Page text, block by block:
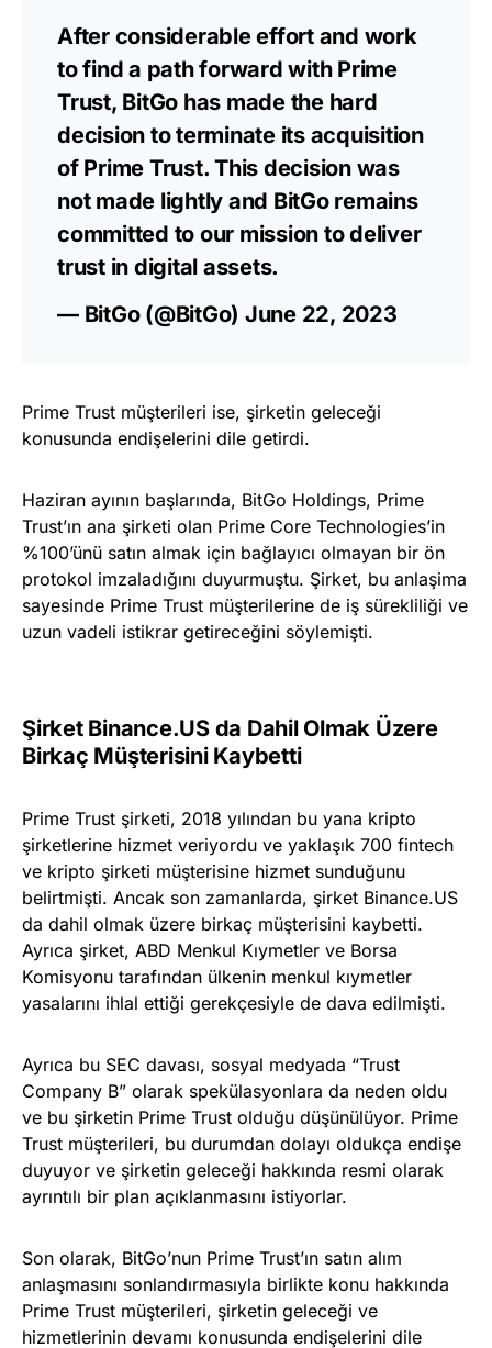
After considerable effort and work
to find a path forward with Prime
Trust, BitGo has made the hard
decision to terminate its acquisition
of Prime Trust. This decision was
not made lightly and BitGo remains
committed to our mission to deliver
trust in digital assets.
— BitGo (@BitGo) June 22, 2023
Prime Trust müşterileri ise, şirketin geleceği
konusunda endişelerini dile getirdi.
Haziran ayının başlarında, BitGo Holdings, Prime
Trust’ın ana şirketi olan Prime Core Technologies’in
%100’ünü satın almak için bağlayıcı olmayan bir ön
protokol imzaladığını duyurmuştu. Şirket, bu anlaşima
sayesinde Prime Trust müşterilerine de iş sürekliliği ve
uzun vadeli istikrar getireceğini söylemişti.
Şirket Binance.US da Dahil Olmak Üzere
Birkaç Müşterisini Kaybetti
Prime Trust şirketi, 2018 yılından bu yana kripto
şirketlerine hizmet veriyordu ve yaklaşık 700 fintech
ve kripto şirketi müşterisine hizmet sunduğunu
belirtmişti. Ancak son zamanlarda, şirket Binance.US
da dahil olmak üzere birkaç müşterisini kaybetti.
Ayrıca şirket, ABD Menkul Kıymetler ve Borsa
Komisyonu tarafından ülkenin menkul kıymetler
yasalarını ihlal ettiği gerekçesiyle de dava edilmişti.
Ayrıca bu SEC davası, sosyal medyada “Trust
Company B” olarak spekülasyonlara da neden oldu
ve bu şirketin Prime Trust olduğu düşünülüyor. Prime
Trust müşterileri, bu durumdan dolayı oldukça endişe
duyuyor ve şirketin geleceği hakkında resmi olarak
ayrıntılı bir plan açıklanmasını istiyorlar.
Son olarak, BitGo’nun Prime Trust’ın satın alım
anlaşmasını sonlandırmasıyla birlikte konu hakkında
Prime Trust müşterileri, şirketin geleceği ve
hizmetlerinin devamı konusunda endişelerini dile